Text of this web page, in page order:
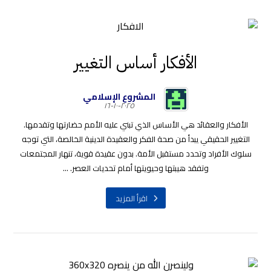
الأفكار أساس التغيير
المشروع الإسلامي
٢٠٢٥-١٠-١٦
الأفكار والعقائد هي الأساس الذي تبني عليه الأمم حضارتها وتقدمها.
التغيير الحقيقي يبدأ من صحة الفكر والعقيدة الدينية الخالصة، التي توجه
سلوك الأفراد وتحدد مستقبل الأمة. بدون عقيدة قوية، تنهار المجتمعات
وتفقد هيبتها وحيويتها أمام تحديات العصر. ...
اقرأ المزيد